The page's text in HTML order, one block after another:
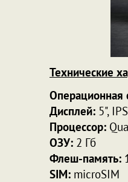
Технические
Операционная
Дисплей: 5",
Процессор:
ОЗУ: 2 Гб
Флеш-память:
SIM: microSIM